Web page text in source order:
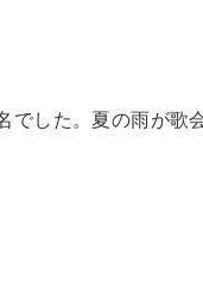
でした。夏の雨が歌